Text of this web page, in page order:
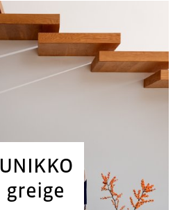
UNIKKO
greige